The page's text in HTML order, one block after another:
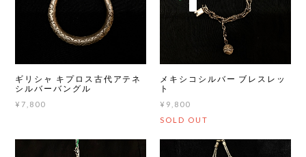
ギリシャ キプロス古代アテネ
シルバーバングル
¥7,800
メキシコシルバー ブレスレッ
ト
¥9,800
SOLD OUT